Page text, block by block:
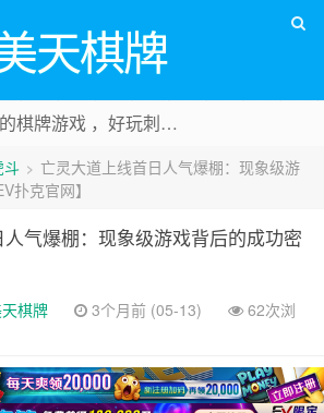
天棋牌
美天棋牌，最好玩的棋牌游戏 ，好玩刺激可以赚Money，传送门：
> 亡灵大道上线首日人气爆棚：现象级游
扑克官网】
气爆棚：现象级游戏背后的成功密
棋牌 3个月前 (05-13)
62次浏